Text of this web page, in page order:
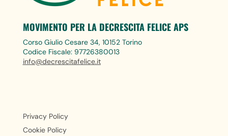
MOVIMENTO PER LA DECRESCITA FELICE APS
Corso Giulio Cesare 34, 10152 Torino
Codice Fiscale: 97726380013
info@decrescitafelice.it
Privacy Policy
Cookie Policy